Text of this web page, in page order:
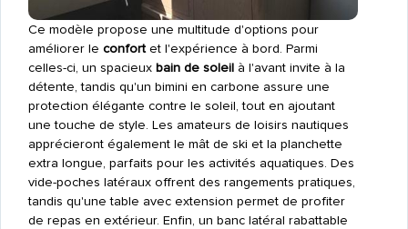
Ce modèle propose une multitude d'options pour
améliorer le confortet l'expérience à bord. Parmi
celles-ci, un spacieux bain de soleilà l'avant invite à la
détente, tandis qu'un bimini en carbone assure une
protection élégante contre le soleil, tout en ajoutant
une touche de style. Les amateurs de loisirs nautiques
apprécieront également le mât de ski et la planchette
extra longue, parfaits pour les activités aquatiques. Des
vide-poches latéraux offrent des rangements pratiques,
tandis qu'une table avec extension permet de profiter
de repas en extérieur. Enfin, un banc latéral rabattable